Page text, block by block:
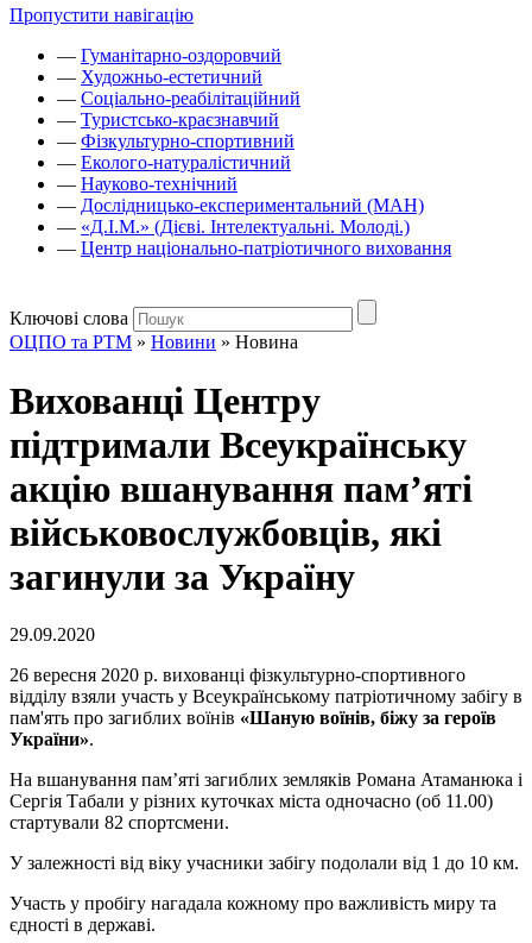
Пропустити навігацію
— Гуманітарно-оздоровчий
— Художньо-естетичний
— Соціально-реабілітаційний
— Туристсько-краєзнавчий
— Фізкультурно-спортивний
— Еколого-натуралістичний
— Науково-технічний
— Дослідницько-експериментальний (МАН)
— «Д.І.М.» (Дієві. Інтелектуальні. Молоді.)
— Центр національно-патріотичного виховання
Ключові слова
ОЦПО та РТМ » Новини » Новина
Вихованці Центру
підтримали Всеукраїнську
акцію вшанування пам’яті
військовослужбовців, які
загинули за Україну
29.09.2020
26 вересня 2020 р. вихованці фізкультурно-спортивного
відділу взяли участь у Всеукраїнському патріотичному забігу в
пам'ять про загиблих воїнів «Шаную воїнів, біжу за героїв
України».
На вшанування пам’яті загиблих земляків Романа Атаманюка і
Сергія Табали у різних куточках міста одночасно (об 11.00)
стартували 82 спортсмени.
У залежності від віку учасники забігу подолали від 1 до 10 км.
Участь у пробігу нагадала кожному про важливість миру та
єдності в державі.